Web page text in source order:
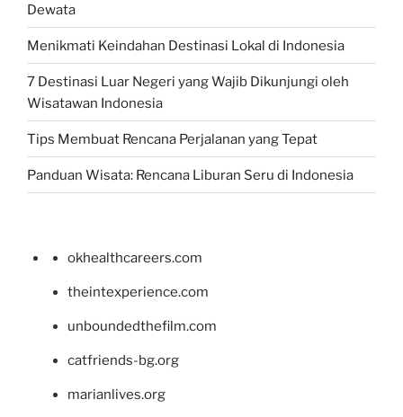
Dewata
Menikmati Keindahan Destinasi Lokal di Indonesia
7 Destinasi Luar Negeri yang Wajib Dikunjungi oleh
Wisatawan Indonesia
Tips Membuat Rencana Perjalanan yang Tepat
Panduan Wisata: Rencana Liburan Seru di Indonesia
okhealthcareers.com
theintexperience.com
unboundedthefilm.com
catfriends-bg.org
marianlives.org